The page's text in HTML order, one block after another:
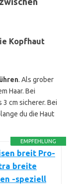
Kopfhaut
. Als grober
Haar. Bei
3 cm sicherer. Bei
du die Haut
EMPFEHLUNG
breit Pro-
breite
-speziell